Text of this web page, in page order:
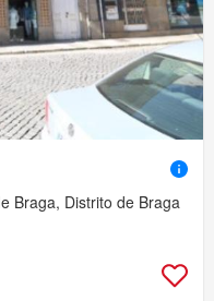
Braga, Distrito de Braga